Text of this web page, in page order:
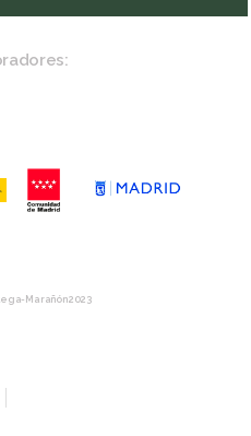
Marañón 2023